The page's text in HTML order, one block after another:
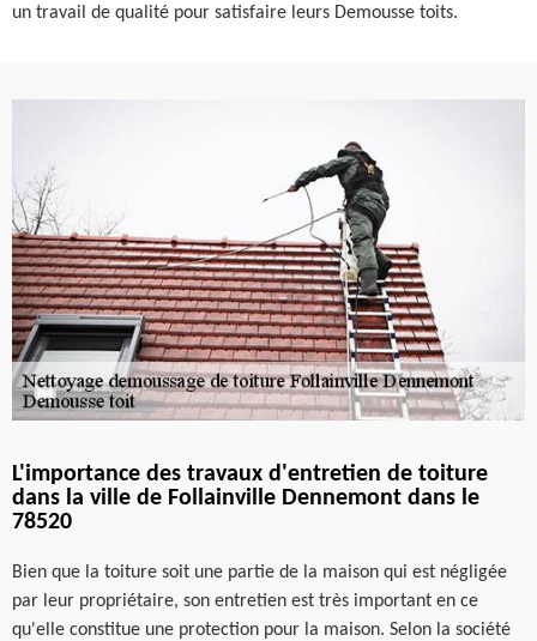
un travail de qualité pour satisfaire leurs Demousse toits.
L'importance des travaux d'entretien de toiture
dans la ville de Follainville Dennemont dans le
78520
Bien que la toiture soit une partie de la maison qui est négligée
par leur propriétaire, son entretien est très important en ce
qu'elle constitue une protection pour la maison. Selon la société